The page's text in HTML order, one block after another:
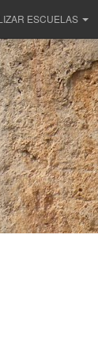
ESCUELAS